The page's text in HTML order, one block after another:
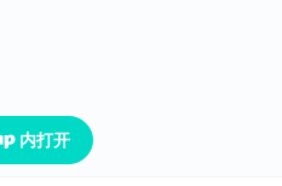
内打开